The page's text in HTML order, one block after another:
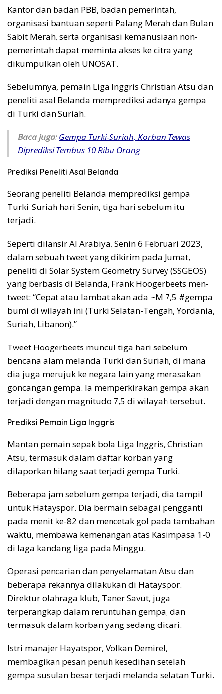
Kantor dan badan PBB, badan pemerintah,
organisasi bantuan seperti Palang Merah dan Bulan
Sabit Merah, serta organisasi kemanusiaan non-
pemerintah dapat meminta akses ke citra yang
dikumpulkan oleh UNOSAT.
Sebelumnya, pemain Liga Inggris Christian Atsu dan
peneliti asal Belanda memprediksi adanya gempa
di Turki dan Suriah.
Baca juga: Gempa Turki-Suriah, Korban Tewas
Diprediksi Tembus 10 Ribu Orang
Prediksi Peneliti Asal Belanda
Seorang peneliti Belanda memprediksi gempa
Turki-Suriah hari Senin, tiga hari sebelum itu
terjadi.
Seperti dilansir Al Arabiya, Senin 6 Februari 2023,
dalam sebuah tweet yang dikirim pada Jumat,
peneliti di Solar System Geometry Survey (SSGEOS)
yang berbasis di Belanda, Frank Hoogerbeets men-
tweet: “Cepat atau lambat akan ada ~M 7,5 #gempa
bumi di wilayah ini (Turki Selatan-Tengah, Yordania,
Suriah, Libanon).”
Tweet Hoogerbeets muncul tiga hari sebelum
bencana alam melanda Turki dan Suriah, di mana
dia juga merujuk ke negara lain yang merasakan
goncangan gempa. Ia memperkirakan gempa akan
terjadi dengan magnitudo 7,5 di wilayah tersebut.
Prediksi Pemain Liga Inggris
Mantan pemain sepak bola Liga Inggris, Christian
Atsu, termasuk dalam daftar korban yang
dilaporkan hilang saat terjadi gempa Turki.
Beberapa jam sebelum gempa terjadi, dia tampil
untuk Hatayspor. Dia bermain sebagai pengganti
pada menit ke-82 dan mencetak gol pada tambahan
waktu, membawa kemenangan atas Kasimpasa 1-0
di laga kandang liga pada Minggu.
Operasi pencarian dan penyelamatan Atsu dan
beberapa rekannya dilakukan di Hatayspor.
Direktur olahraga klub, Taner Savut, juga
terperangkap dalam reruntuhan gempa, dan
termasuk dalam korban yang sedang dicari.
Istri manajer Hayatspor, Volkan Demirel,
membagikan pesan penuh kesedihan setelah
gempa susulan besar terjadi melanda selatan Turki.